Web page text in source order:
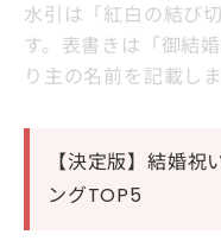
水引は「紅白の結び
す。表書きは「御結
り主の名前を記載しま
【決定版】結婚
ングTOP5